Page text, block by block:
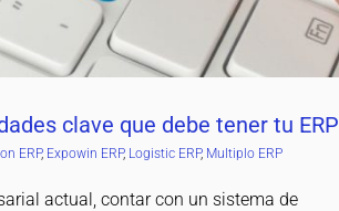
clave que debe tener tu ERP
ERP, Expowin ERP, Logistic ERP, Multiplo ERP
actual, contar con un sistema de